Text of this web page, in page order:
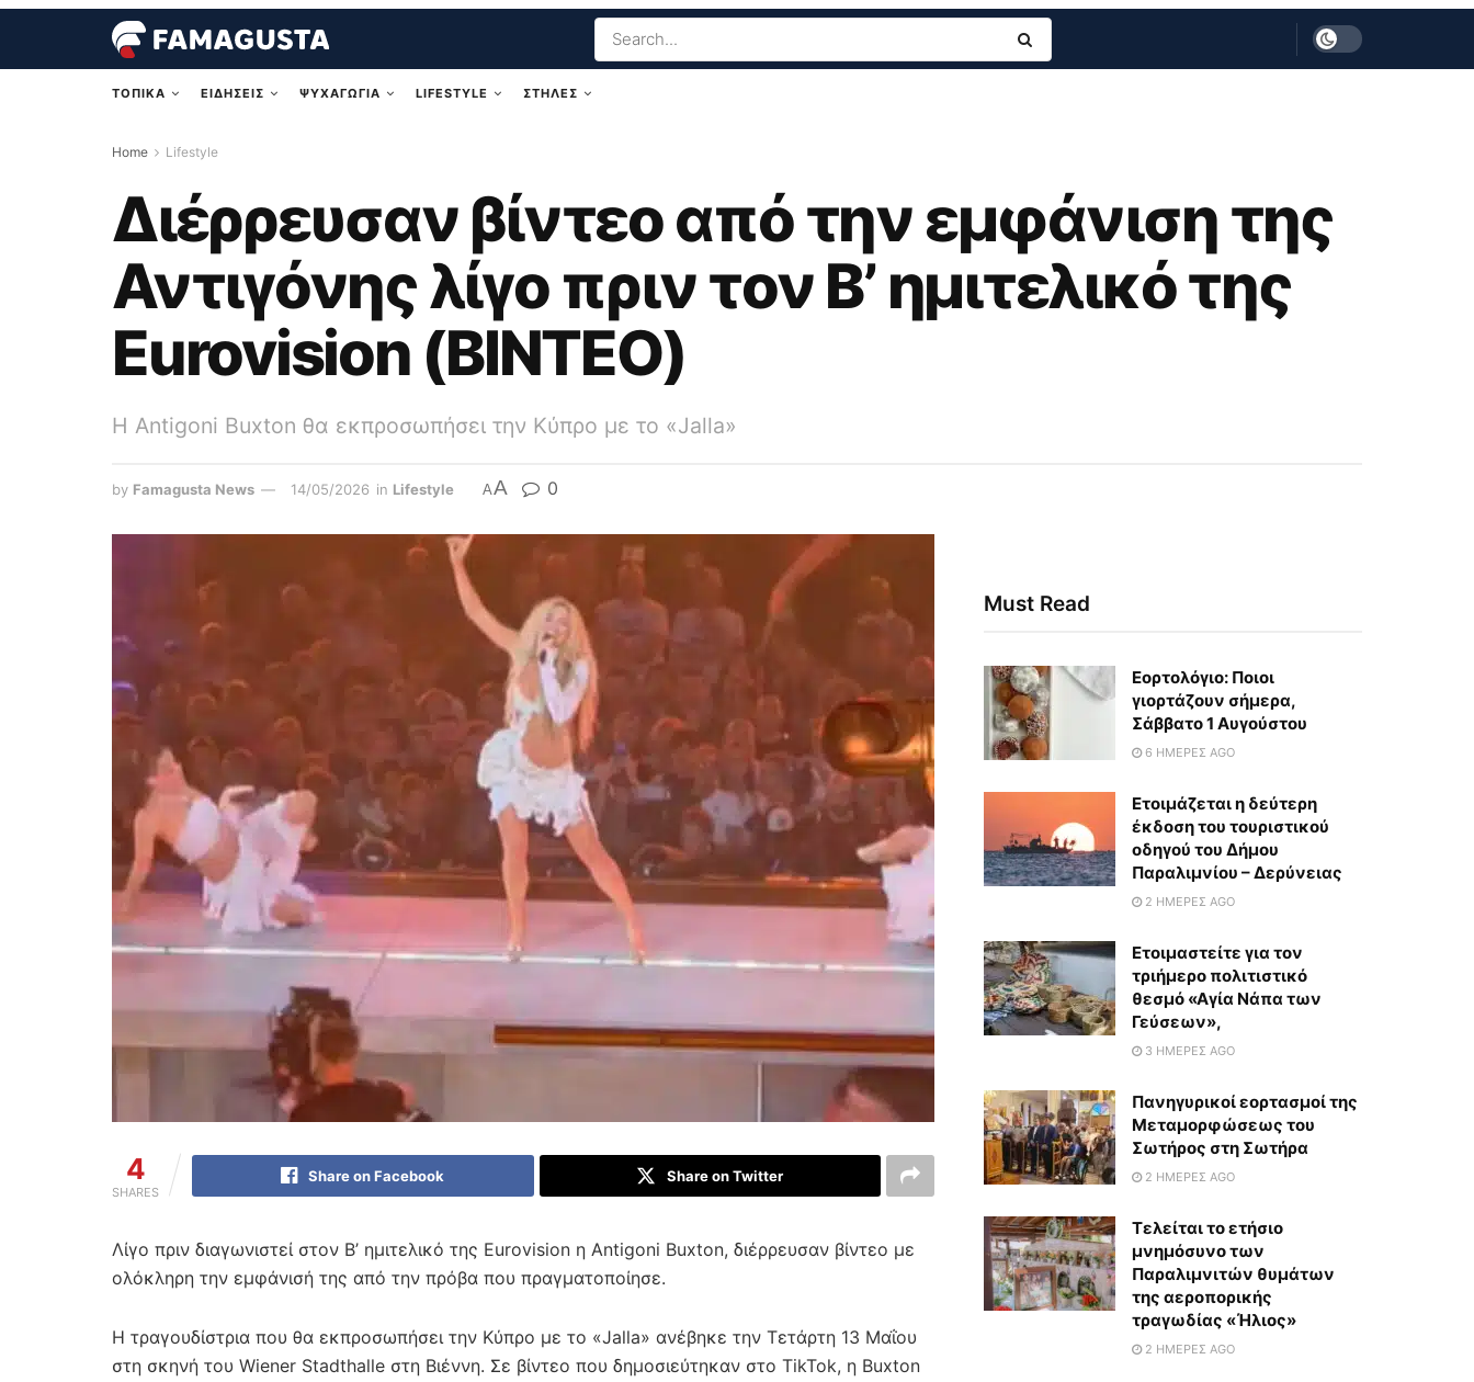
ΤΟΠΙΚΑ ΕΙΔΗΣΕΙΣ ΨΥΧΑΓΩΓΙΑ LIFESTYLE ΣΤΗΛΕΣ
Home Lifestyle
Διέρρευσαν βίντεο από την εμφάνιση της
Αντιγόνης λίγο πριν τον Β’ ημιτελικό της
Eurovision (ΒΙΝΤΕΟ)
Η Antigoni Buxton θα εκπροσωπήσει την Κύπρο με το «Jalla»
by Famagusta News 14/05/2026 in Lifestyle AA 0
4
SHARES
Share on Facebook Share on Twitter
Λίγο πριν διαγωνιστεί στον Β’ ημιτελικό της Eurovision η Antigoni Buxton, διέρρευσαν βίντεο με
ολόκληρη την εμφάνισή της από την πρόβα που πραγματοποίησε.
Η τραγουδίστρια που θα εκπροσωπήσει την Κύπρο με το «Jalla» ανέβηκε την Τετάρτη 13 Μαΐου
στη σκηνή του Wiener Stadthalle στη Βιέννη. Σε βίντεο που δημοσιεύτηκαν στο TikTok, η Buxton
Must Read
Εορτολόγιο: Ποιοι
γιορτάζουν σήμερα,
Σάββατο 1 Αυγούστου
6 ΗΜΈΡΕΣ AGO
Ετοιμάζεται η δεύτερη
έκδοση του τουριστικού
οδηγού του Δήμου
Παραλιμνίου – Δερύνειας
2 ΗΜΈΡΕΣ AGO
Eτοιμαστείτε για τον
τριήμερο πολιτιστικό
θεσμό «Αγία Νάπα των
Γεύσεων»,
3 ΗΜΈΡΕΣ AGO
Πανηγυρικοί εορτασμοί της
Μεταμορφώσεως του
Σωτήρος στη Σωτήρα
2 ΗΜΈΡΕΣ AGO
Τελείται το ετήσιο
μνημόσυνο των
Παραλιμνιτών θυμάτων
της αεροπορικής
τραγωδίας «Ήλιος»
2 ΗΜΈΡΕΣ AGO